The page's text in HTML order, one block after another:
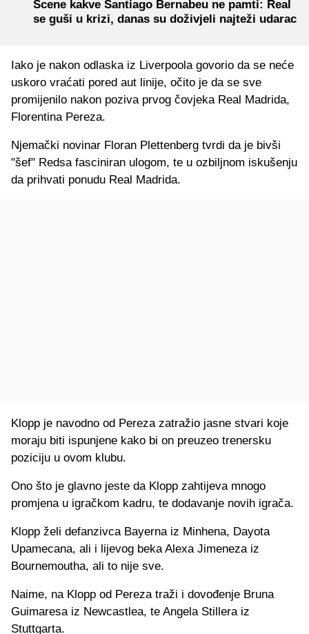
Scene kakve Santiago Bernabeu ne pamti: Real
se guši u krizi, danas su doživjeli najteži udarac
Iako je nakon odlaska iz Liverpoola govorio da se neće
uskoro vraćati pored aut linije, očito je da se sve
promijenilo nakon poziva prvog čovjeka Real Madrida,
Florentina Pereza.
Njemački novinar Floran Plettenberg tvrdi da je bivši
"šef" Redsa fasciniran ulogom, te u ozbiljnom iskušenju
da prihvati ponudu Real Madrida.
Klopp je navodno od Pereza zatražio jasne stvari koje
moraju biti ispunjene kako bi on preuzeo trenersku
poziciju u ovom klubu.
Ono što je glavno jeste da Klopp zahtijeva mnogo
promjena u igračkom kadru, te dodavanje novih igrača.
Klopp želi defanzivca Bayerna iz Minhena, Dayota
Upamecana, ali i lijevog beka Alexa Jimeneza iz
Bournemoutha, ali to nije sve.
Naime, na Klopp od Pereza traži i dovođenje Bruna
Guimaresa iz Newcastlea, te Angela Stillera iz
Stuttgarta.